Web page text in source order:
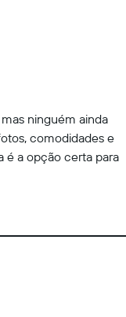
ninguém ainda
comodidades e
é a opção certa para